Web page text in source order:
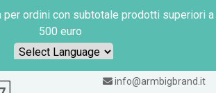
per ordini con subtotale prodotti superiori a
500 euro
Powered by
info@armbigbrand.it